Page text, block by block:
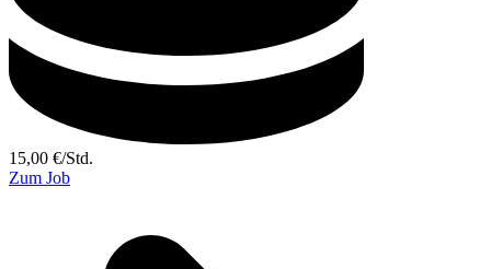
15,00 €/Std.
Zum Job